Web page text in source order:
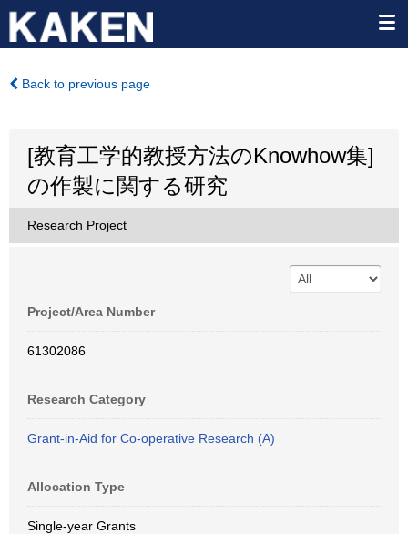
Back to previous page
[教育工学的教授方法のKnowhow集]
の作製に関する研究
Research Project
Project/Area Number
61302086
Research Category
Grant-in-Aid for Co-operative Research (A)
Allocation Type
Single-year Grants